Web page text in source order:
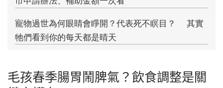
毛孩春季腸胃鬧脾氣？飲食調整是關